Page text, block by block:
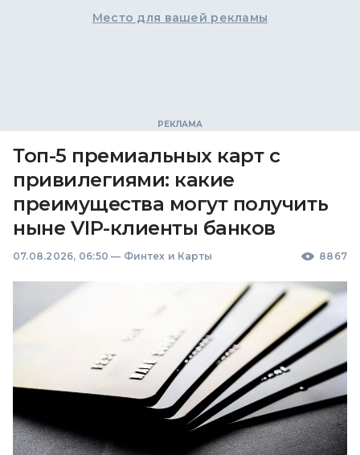
Место для вашей рекламы
Топ-5 премиальных карт с
привилегиями: какие
преимущества могут получить
ныне VIP-клиенты банков
07.08.2026, 06:50 — Финтех и Карты 8867